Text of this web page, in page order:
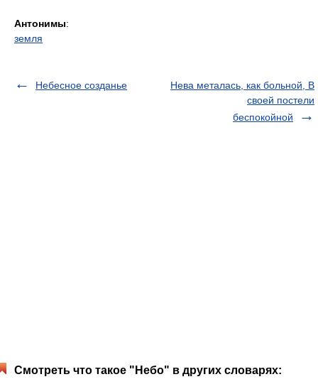
Антонимы:
земля
Небесное созданье
Нева металась, как больной, В
своей постели
беспокойной
Смотреть что такое "Небо" в других словарях: